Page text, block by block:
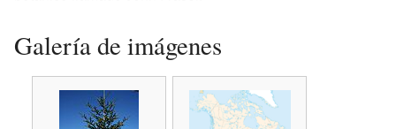
Galería de imágenes